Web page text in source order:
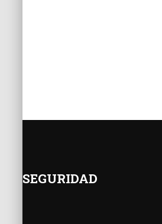
SEGURIDAD